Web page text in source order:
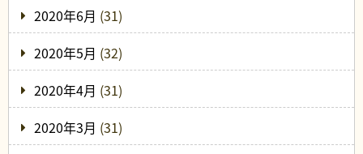
2020年6月 (31)
2020年5月 (32)
2020年4月 (31)
2020年3月 (31)